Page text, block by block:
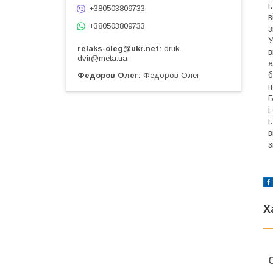
+380503809733
+380503809733
relaks-oleg@ukr.net druk-
dvir@meta.ua
Федоров Олег Федоров Олег